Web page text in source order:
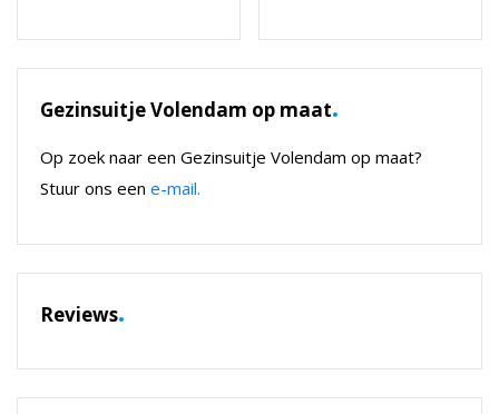
Gezinsuitje Volendam op maat.
Op zoek naar een Gezinsuitje Volendam op maat?
Stuur ons een e-mail.
Reviews.